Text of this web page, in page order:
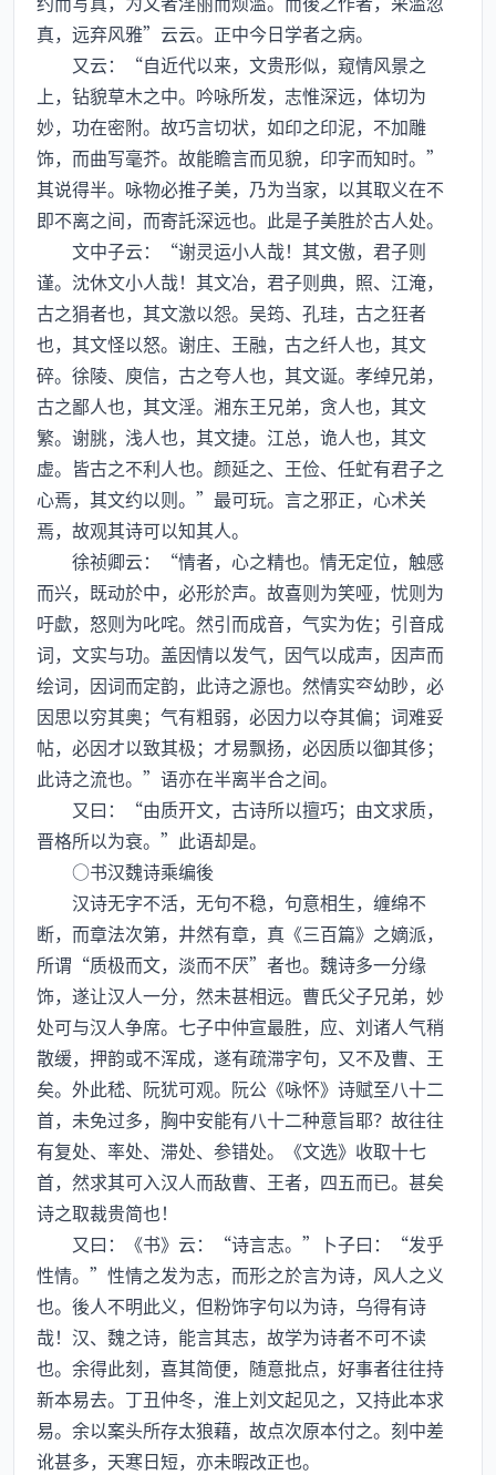
真，远弃风雅”云云。正中今日学者之病。
又云：“自近代以来，文贵形似，窥情风景之
上，钻貌草木之中。吟咏所发，志惟深远，体切为
妙，功在密附。故巧言切状，如印之印泥，不加雕
饰，而曲写毫芥。故能瞻言而见貌，印字而知时。”
其说得半。咏物必推子美，乃为当家，以其取义在不
即不离之间，而寄託深远也。此是子美胜於古人处。
文中子云：“谢灵运小人哉！其文傲，君子则
谨。沈休文小人哉！其文冶，君子则典，照、江淹，
古之狷者也，其文激以怨。吴筠、孔珪，古之狂者
也，其文怪以怒。谢庄、王融，古之纤人也，其文
碎。徐陵、庾信，古之夸人也，其文诞。孝绰兄弟，
古之鄙人也，其文淫。湘东王兄弟，贪人也，其文
繁。谢脁，浅人也，其文捷。江总，诡人也，其文
虚。皆古之不利人也。颜延之、王俭、任虻有君子之
心焉，其文约以则。”最可玩。言之邪正，心术关
焉，故观其诗可以知其人。
徐祯卿云：“情者，心之精也。情无定位，触感
而兴，既动於中，必形於声。故喜则为笑哑，忧则为
吁歔，怒则为叱咤。然引而成音，气实为佐；引音成
词，文实与功。盖因情以发气，因气以成声，因声而
绘词，因词而定韵，此诗之源也。然情实幼眇，必
因思以穷其奥；气有粗弱，必因力以夺其偏；词难妥
帖，必因才以致其极；才易飘扬，必因质以御其侈；
此诗之流也。”语亦在半离半合之间。
又曰：“由质开文，古诗所以擅巧；由文求质，
晋格所以为衰。”此语却是。
○书汉魏诗乘编後
汉诗无字不活，无句不稳，句意相生，缠绵不
断，而章法次第，井然有章，真《三百篇》之嫡派，
所谓“质极而文，淡而不厌”者也。魏诗多一分缘
饰，遂让汉人一分，然未甚相远。曹氏父子兄弟，妙
处可与汉人争席。七子中仲宣最胜，应、刘诸人气稍
散缓，押韵或不浑成，遂有疏滞字句，又不及曹、王
矣。外此嵇、阮犹可观。阮公《咏怀》诗赋至八十二
首，未免过多，胸中安能有八十二种意旨耶？故往往
有复处、率处、滞处、参错处。《文选》收取十七
首，然求其可入汉人而敌曹、王者，四五而已。甚矣
诗之取裁贵简也！
又曰：《书》云：“诗言志。”卜子曰：“发乎
性情。”性情之发为志，而形之於言为诗，风人之义
也。後人不明此义，但粉饰字句以为诗，乌得有诗
哉！汉、魏之诗，能言其志，故学为诗者不可不读
也。余得此刻，喜其简便，随意批点，好事者往往持
新本易去。丁丑仲冬，淮上刘文起见之，又持此本求
易。余以案头所存太狼藉，故点次原本付之。刻中差
讹甚多，天寒日短，亦未暇改正也。